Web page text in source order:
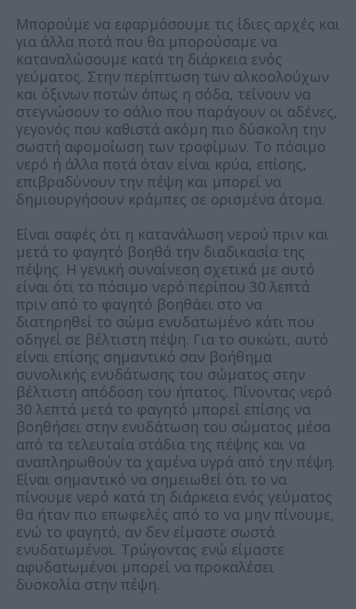
Μπορούμε να εφαρμόσουμε τις ίδιες αρχές και
για άλλα ποτά που θα μπορούσαμε να
καταναλώσουμε κατά τη διάρκεια ενός
γεύματος. Στην περίπτωση των αλκοολούχων
και όξινων ποτών όπως η σόδα, τείνουν να
στεγνώσουν το σάλιο που παράγουν οι αδένες,
γεγονός που καθιστά ακόμη πιο δύσκολη την
σωστή αφομοίωση των τροφίμων. Το πόσιμο
νερό ή άλλα ποτά όταν είναι κρύα, επίσης,
επιβραδύνουν την πέψη και μπορεί να
δημιουργήσουν κράμπες σε ορισμένα άτομα.
Είναι σαφές ότι η κατανάλωση νερού πριν και
μετά το φαγητό βοηθά την διαδικασία της
πέψης. Η γενική συναίνεση σχετικά με αυτό
είναι ότι το πόσιμο νερό περίπου 30 λεπτά
πριν από το φαγητό βοηθάει στο να
διατηρηθεί το σώμα ενυδατωμένο κάτι που
οδηγεί σε βέλτιστη πέψη. Για το συκώτι, αυτό
είναι επίσης σημαντικό σαν βοήθημα
συνολικής ενυδάτωσης του σώματος στην
βέλτιστη απόδοση του ήπατος. Πίνοντας νερό
30 λεπτά μετά το φαγητό μπορεί επίσης να
βοηθήσει στην ενυδάτωση του σώματος μέσα
από τα τελευταία στάδια της πέψης και να
αναπληρωθούν τα χαμένα υγρά από την πέψη.
Είναι σημαντικό να σημειωθεί ότι το να
πίνουμε νερό κατά τη διάρκεια ενός γεύματος
θα ήταν πιο επωφελές από το να μην πίνουμε,
ενώ το φαγητό, αν δεν είμαστε σωστά
ενυδατωμένοι. Τρώγοντας ενώ είμαστε
αφυδατωμένοι μπορεί να προκαλέσει
δυσκολία στην πέψη.